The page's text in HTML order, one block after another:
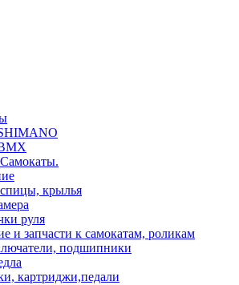
крылья
руля
и запчасти к самокатам, роликам
подшипники
картриджи,педали